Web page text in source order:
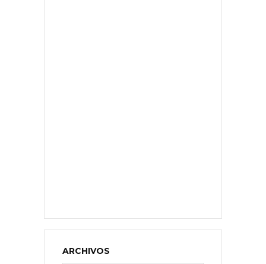
ARCHIVOS